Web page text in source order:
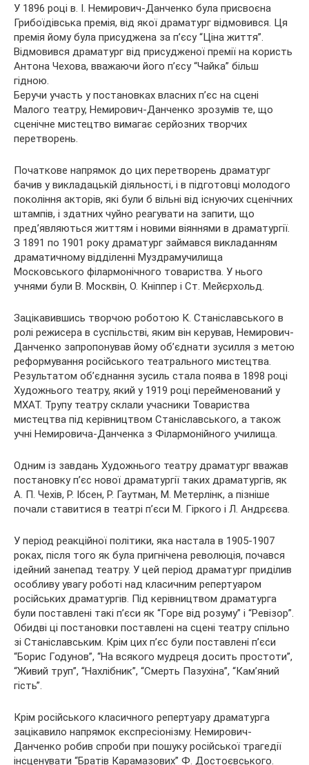
У 1896 році в. І. Немирович-Данченко була присвоєна
Грибоїдівська премія, від якої драматург відмовився. Ця
премія йому була присуджена за п’єсу “Ціна життя”.
Відмовився драматург від присудженої премії на користь
Антона Чехова, вважаючи його п’єсу “Чайка” більш
гідною.
Беручи участь у постановках власних п’єс на сцені
Малого театру, Немирович-Данченко зрозумів те, що
сценічне мистецтво вимагає серйозних творчих
перетворень.
Початкове напрямок до цих перетворень драматург
бачив у викладацькій діяльності, і в підготовці молодого
покоління акторів, які були б вільні від існуючих сценічних
штампів, і здатних чуйно реагувати на запити, що
пред’являються життям і новими віяннями в драматургії.
З 1891 по 1901 року драматург займався викладанням
драматичному відділенні Муздрамучилища
Московського філармонічного товариства. У нього
учнями були В. Москвін, О. Кніппер і Ст. Мейєрхольд.
Зацікавившись творчою роботою К. Станіславського в
ролі режисера в суспільстві, яким він керував, Немирович-
Данченко запропонував йому об’єднати зусилля з метою
реформування російського театрального мистецтва.
Результатом об’єднання зусиль стала поява в 1898 році
Художнього театру, який у 1919 році перейменований у
МХАТ. Трупу театру склали учасники Товариства
мистецтва під керівництвом Станіславського, а також
учні Немировича-Данченка з Філармонійного училища.
Одним із завдань Художнього театру драматург вважав
постановку п’єс нової драматургії таких драматургів, як
А. П. Чехів, Р. Ібсен, Р. Гаутман, М. Метерлінк, а пізніше
почали ставитися в театрі п’єси М. Гіркого і Л. Андрєєва.
У період реакційної політики, яка настала в 1905-1907
роках, після того як була пригнічена революція, почався
ідейний занепад театру. У цей період драматург приділив
особливу увагу роботі над класичним репертуаром
російських драматургів. Під керівництвом драматурга
були поставлені такі п’єси як “Горе від розуму” і “Ревізор”.
Обидві ці постановки поставлені на сцені театру спільно
зі Станіславським. Крім цих п’єс були поставлені п’єси
“Борис Годунов”, “На всякого мудреця досить простоти”,
“Живий труп”, “Нахлібник”, “Смерть Пазухіна”, “Кам’яний
гість”.
Крім російського класичного репертуару драматурга
зацікавило напрямок експресіонізму. Немирович-
Данченко робив спроби при пошуку російської трагедії
інсценувати “Братів Карамазових” Ф. Достоєвського.